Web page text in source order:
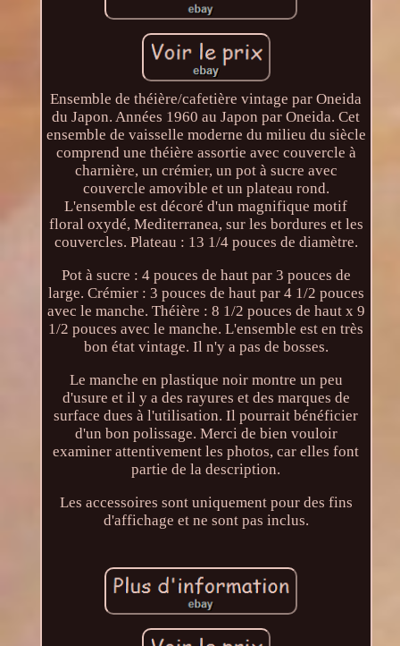
Ensemble de théière/cafetière vintage par Oneida
du Japon. Années 1960 au Japon par Oneida. Cet
ensemble de vaisselle moderne du milieu du siècle
comprend une théière assortie avec couvercle à
charnière, un crémier, un pot à sucre avec
couvercle amovible et un plateau rond.
L'ensemble est décoré d'un magnifique motif
floral oxydé, Mediterranea, sur les bordures et les
couvercles. Plateau : 13 1/4 pouces de diamètre.
Pot à sucre : 4 pouces de haut par 3 pouces de
large. Crémier : 3 pouces de haut par 4 1/2 pouces
avec le manche. Théière : 8 1/2 pouces de haut x 9
1/2 pouces avec le manche. L'ensemble est en très
bon état vintage. Il n'y a pas de bosses.
Le manche en plastique noir montre un peu
d'usure et il y a des rayures et des marques de
surface dues à l'utilisation. Il pourrait bénéficier
d'un bon polissage. Merci de bien vouloir
examiner attentivement les photos, car elles font
partie de la description.
Les accessoires sont uniquement pour des fins
d'affichage et ne sont pas inclus.